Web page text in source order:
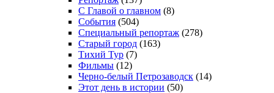
С Главой о главном (8)
События (504)
Специальный репортаж (278)
Старый город (163)
Тихий Тур (7)
Фильмы (12)
Черно-белый Петрозаводск (14)
Этот день в истории (50)